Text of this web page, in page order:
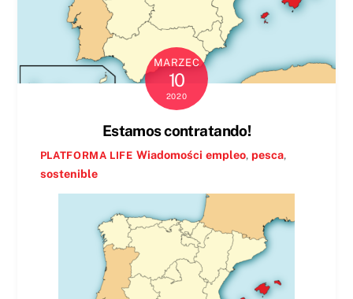
MARZEC
10
2020
Estamos contratando!
PLATFORMA LIFE Wiadomości empleo, pesca,
sostenible